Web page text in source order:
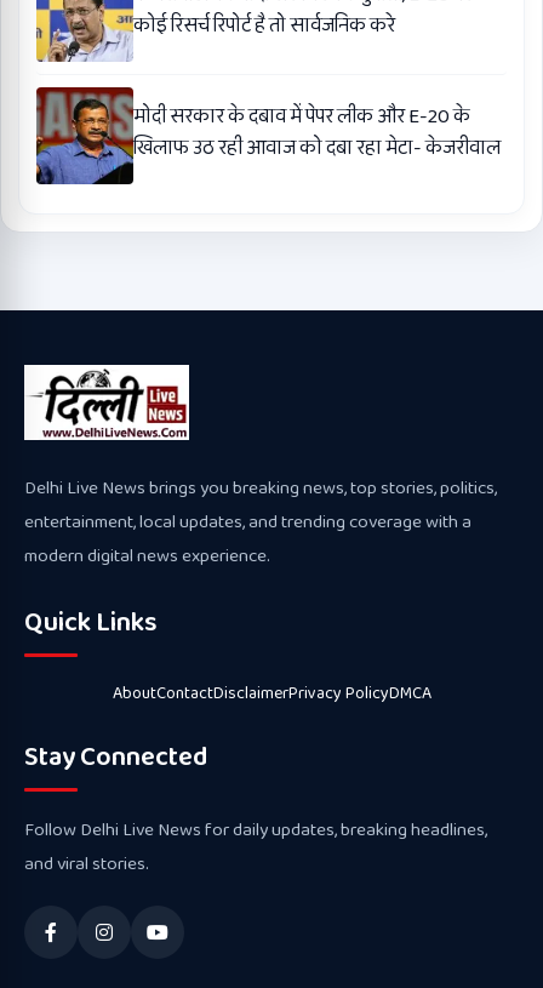
कोई रिसर्च रिपोर्ट है तो सार्वजनिक करे
मोदी सरकार के दबाव में पेपर लीक और E-20 के
खिलाफ उठ रही आवाज को दबा रहा मेटा- केजरीवाल
Delhi Live News brings you breaking news, top stories, politics,
entertainment, local updates, and trending coverage with a
modern digital news experience.
Quick Links
AboutContactDisclaimerPrivacy PolicyDMCA
Stay Connected
Follow Delhi Live News for daily updates, breaking headlines,
and viral stories.